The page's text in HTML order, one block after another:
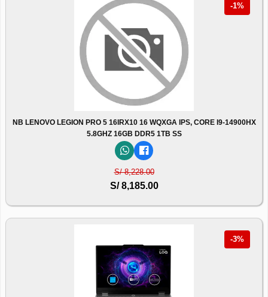
-1%
NB LENOVO LEGION PRO 5 16IRX10 16 WQXGA IPS, CORE I9-14900HX
5.8GHZ 16GB DDR5 1TB SS
S/ 8,228.00
S/ 8,185.00
-3%